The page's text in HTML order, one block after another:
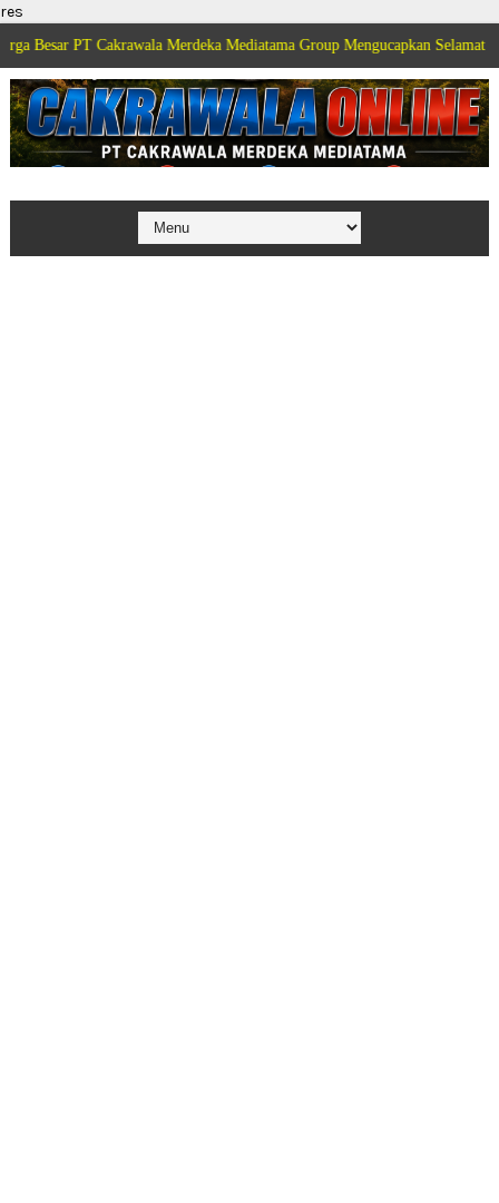
res
Cakrawala Merdeka Mediatama Group Mengucapkan Selamat Dirgahayu